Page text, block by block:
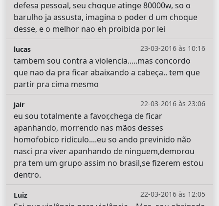
defesa pessoal, seu choque atinge 80000w, so o
barulho ja assusta, imagina o poder d um choque
desse, e o melhor nao eh proibida por lei
23-03-2016 às 10:16
lucas
tambem sou contra a violencia.....mas concordo
que nao da pra ficar abaixando a cabeça.. tem que
partir pra cima mesmo
22-03-2016 às 23:06
jair
eu sou totalmente a favor,chega de ficar
apanhando, morrendo nas mãos desses
homofobico ridiculo....eu so ando previnido não
nasci pra viver apanhando de ninguem,demorou
pra tem um grupo assim no brasil,se fizerem estou
dentro.
22-03-2016 às 12:05
Luiz